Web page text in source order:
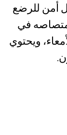
أمن للرضع
في
ويحتوي